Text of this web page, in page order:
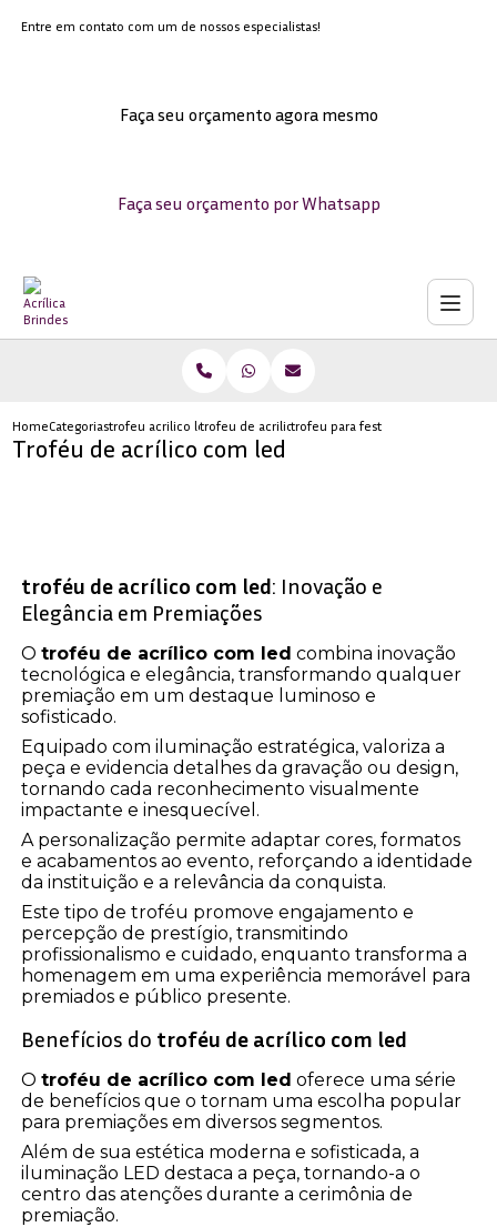
Entre em contato com um de nossos especialistas!
Faça seu orçamento agora mesmo
Faça seu orçamento por Whatsapp
HomeCategoriastrofeu acrilico ledtrofeu de acrilico transparente para formatura
trofeu para festa em acrilico sob
Troféu de acrílico com led
troféu de acrílico com led: Inovação e
Elegância em Premiações
Otroféu de acrílico com led combina inovação
tecnológica e elegância, transformando qualquer
premiação em um destaque luminoso e
sofisticado.
Equipado com iluminação estratégica, valoriza a
peça e evidencia detalhes da gravação ou design,
tornando cada reconhecimento visualmente
impactante e inesquecível.
A personalização permite adaptar cores, formatos
e acabamentos ao evento, reforçando a identidade
da instituição e a relevância da conquista.
Este tipo de troféu promove engajamento e
percepção de prestígio, transmitindo
profissionalismo e cuidado, enquanto transforma a
homenagem em uma experiência memorável para
premiados e público presente.
Benefícios do troféu de acrílico com led
Otroféu de acrílico com led oferece uma série
de benefícios que o tornam uma escolha popular
para premiações em diversos segmentos.
Além de sua estética moderna e sofisticada, a
iluminação LED destaca a peça, tornando-a o
centro das atenções durante a cerimônia de
premiação.